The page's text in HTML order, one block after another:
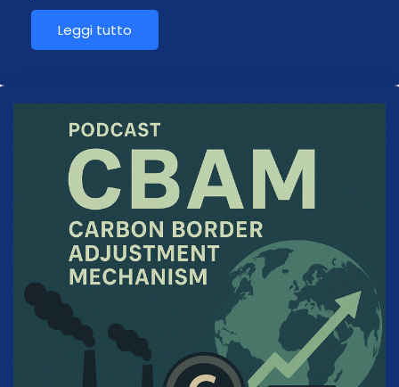
Leggi tutto